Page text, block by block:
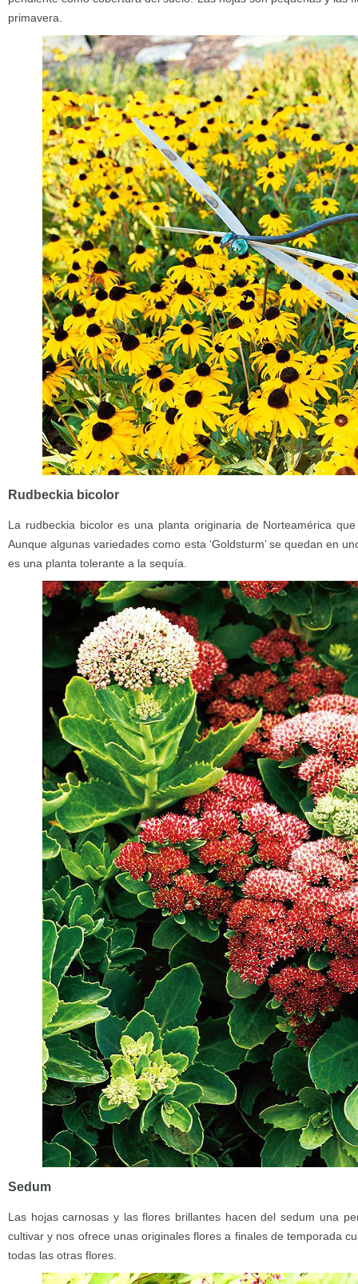
primavera.
Rudbeckia bicolor
La rudbeckia bicolor es una planta originaria de Norteamérica
Aunque algunas variedades como esta ‘Goldsturm’ se quedan en
es una planta tolerante a la sequía.
Sedum
Las hojas carnosas y las flores brillantes hacen del sedum una
cultivar y nos ofrece unas originales flores a finales de temporada
todas las otras flores.